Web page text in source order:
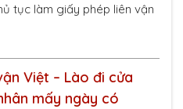
tục làm giấy phép liên vận
Việt – Lào đi cửa
mấy ngày có